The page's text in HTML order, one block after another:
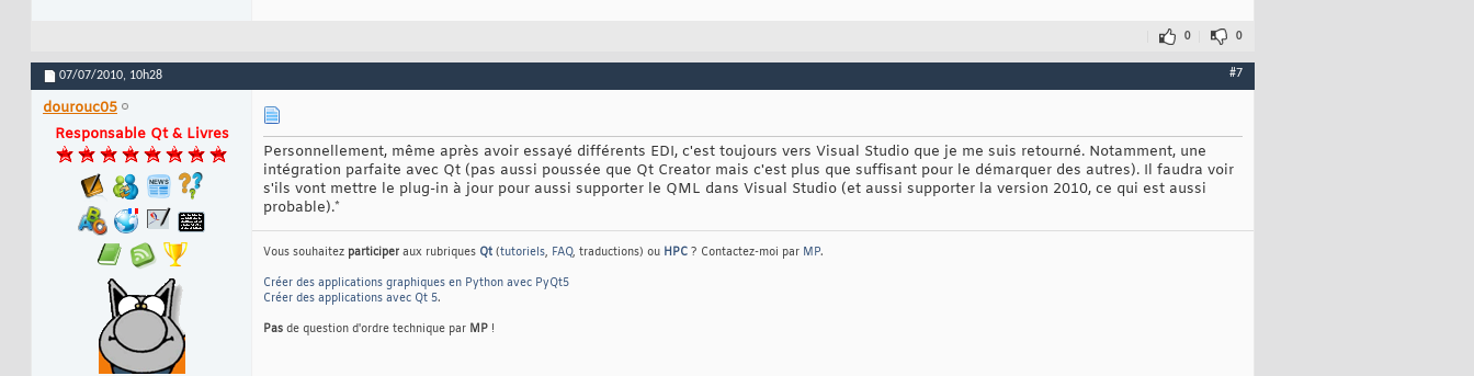
0 0
07/07/2010, 10h28 #7
dourouc05
Responsable Qt & Livres
Personnellement, même après avoir essayé différents EDI, c'est toujours vers Visual Studio que je me suis retourné. Notamment, une
intégration parfaite avec Qt (pas aussi poussée que Qt Creator mais c'est plus que suffisant pour le démarquer des autres). Il faudra voir
s'ils vont mettre le plug-in à jour pour aussi supporter le QML dans Visual Studio (et aussi supporter la version 2010, ce qui est aussi
probable).*
Vous souhaitez participer aux rubriques Qt (tutoriels, FAQ, traductions) ou HPC ? Contactez-moi par MP.
Créer des applications graphiques en Python avec PyQt5
Créer des applications avec Qt 5.
Pas de question d'ordre technique par MP !